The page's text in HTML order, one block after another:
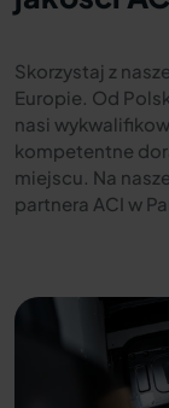
Skorzystaj z
Europie. Od
nasi
kompetentne
miejscu. Na
partnera ACI w